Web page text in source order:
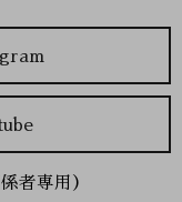
者専用）